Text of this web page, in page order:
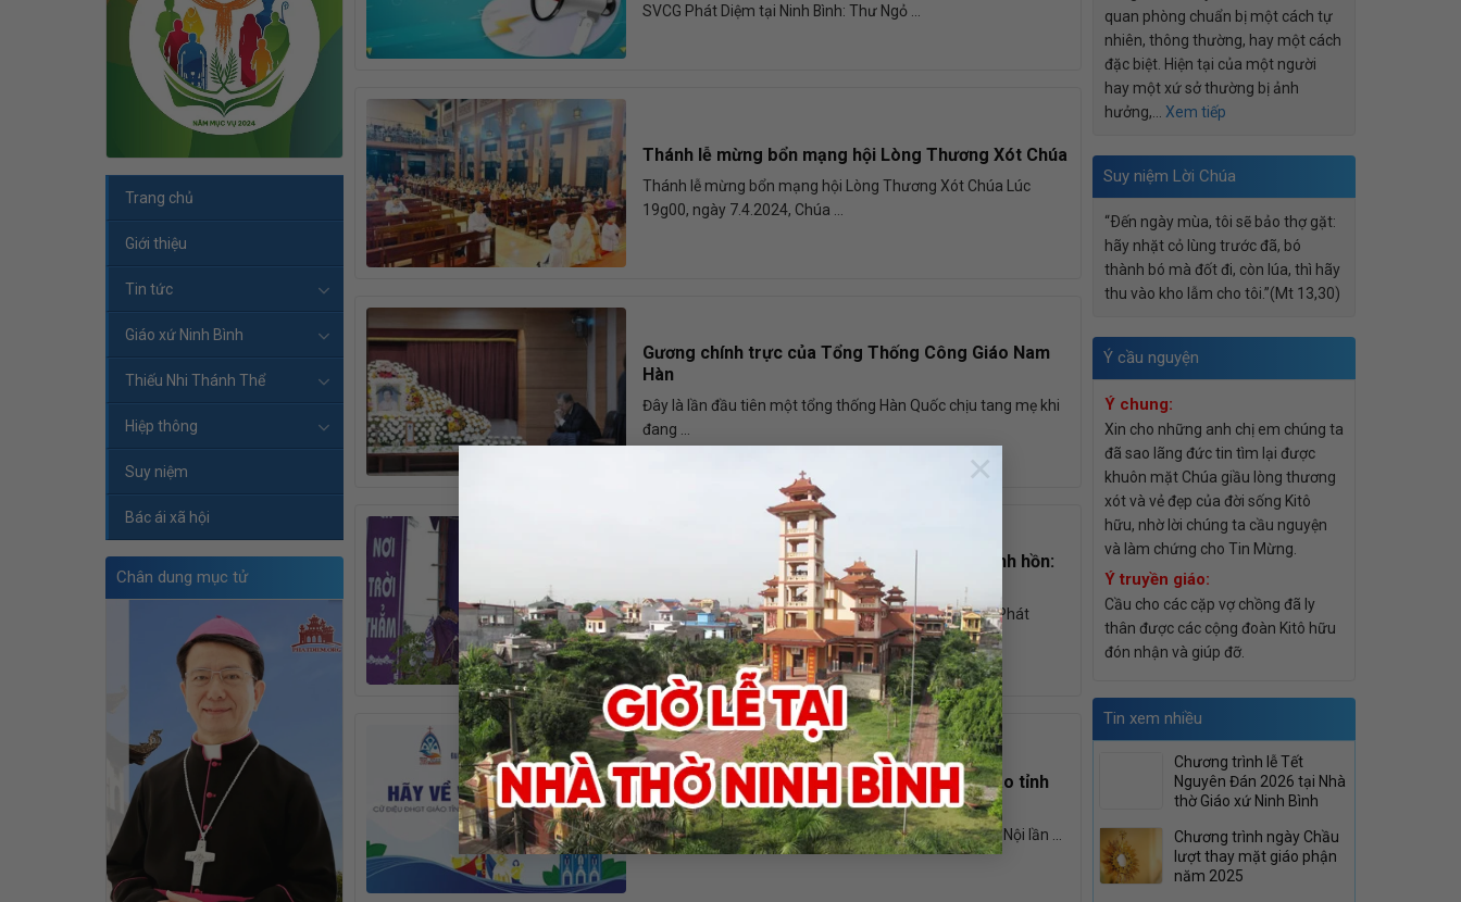
×
Trang chủ
Giới thiệu
Tin tức
Giáo xứ Ninh Bình
Thiếu Nhi Thánh Thể
Hiệp thông
Suy niệm
Bác ái xã hội
Chân dung mục tử
SVCG Phát Diệm tại Ninh Bình: Thư Ngỏ ...
Thánh lễ mừng bổn mạng hội Lòng Thương Xót Chúa
Thánh lễ mừng bổn mạng hội Lòng Thương Xót Chúa Lúc
19g00, ngày 7.4.2024, Chúa ...
Gương chính trực của Tổng Thống Công Giáo Nam
Hàn
Đây là lần đầu tiên một tổng thống Hàn Quốc chịu tang mẹ khi
đang ...
Đức Tổng Giuse dâng lễ cầu cho các đẳng linh hồn:
Chúa Giêsu- Đấng bảo lãnh về Nhà Cha
Lúc 16g30 chiều nay, ngày 02.11.2019, tại Đất thánh Phát
Diệm, Đức Tổng Giuse- Giám ...
Giáo phận Bùi Chu tiến tới Đại hội Giới Trẻ giáo tỉnh
Hà Nội lần thứ XVII
Giáo phận Bùi Chu tiến tới Đại hội Giới Trẻ giáo tỉnh Hà Nội lần ...
quan phòng chuẩn bị một cách tự
nhiên, thông thường, hay một cách
đặc biệt. Hiện tại của một người
hay một xứ sở thường bị ảnh
hưởng,… Xem tiếp
Suy niệm Lời Chúa
“Ðến ngày mùa, tôi sẽ bảo thợ gặt:
hãy nhặt cỏ lùng trước đã, bó
thành bó mà đốt đi, còn lúa, thì hãy
thu vào kho lẫm cho tôi.”(Mt 13,30)
Ý cầu nguyện
Ý chung:
Xin cho những anh chị em chúng ta
đã sao lãng đức tin tìm lại được
khuôn mặt Chúa giầu lòng thương
xót và vẻ đẹp của đời sống Kitô
hữu, nhờ lời chúng ta cầu nguyện
và làm chứng cho Tin Mừng.
Ý truyền giáo:
Cầu cho các cặp vợ chồng đã ly
thân được các cộng đoàn Kitô hữu
đón nhận và giúp đỡ.
Tin xem nhiều
Chương trình lễ Tết
Nguyên Đán 2026 tại Nhà
thờ Giáo xứ Ninh Bình
Chương trình ngày Chầu
lượt thay mặt giáo phận
năm 2025